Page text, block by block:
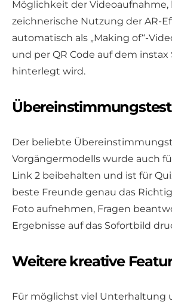
Möglichkeit der Videoaufnahme,
zeichnerische Nutzung der AR-
automatisch als „Making of“-
und per QR Code auf dem instax
hinterlegt wird.
Übereinstimmungstest
Der beliebte
Vorgängermodells wurde auch
Link 2 beibehalten und ist für
beste Freunde genau das
Foto aufnehmen, Fragen
Ergebnisse auf das Sofortbild
Weitere kreative
Für möglichst viel Unterhaltung